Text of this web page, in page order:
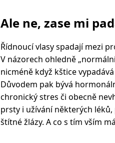
Ale ne, zase mi
Řídnoucí vlasy spadají mezi
V názorech ohledně
nicméně když kštice
Důvodem pak bývá
chronický stres či obecně
prsty i užívání některých
štítné žlázy. A co s tím vším